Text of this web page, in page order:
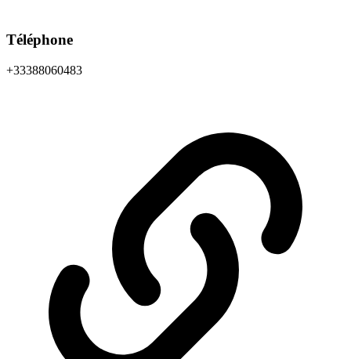
Téléphone
+33388060483